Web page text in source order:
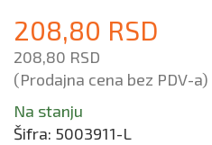
208,80 RSD
208,80 RSD
(Prodajna cena bez PDV-a)
Na stanju
Šifra: 5003911-L